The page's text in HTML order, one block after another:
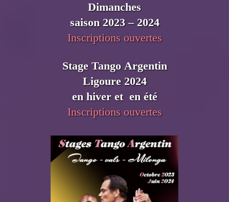
Dimanches
saison 2023 – 2024
Inscriptions ouvertes
Stage Tango Argentin
Ligoure 2024
en hiver et en été
Inscriptions ouvertes